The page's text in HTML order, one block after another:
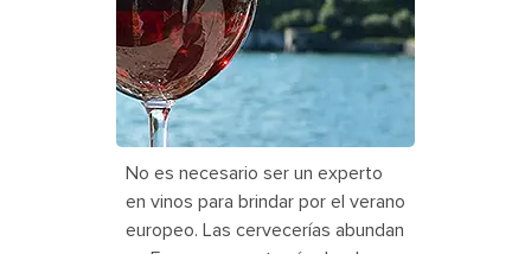
Italy, Glasses of Wine with Ocean
Background
No es necesario ser un experto
en vinos para brindar por el verano
europeo. Las cervecerías abundan